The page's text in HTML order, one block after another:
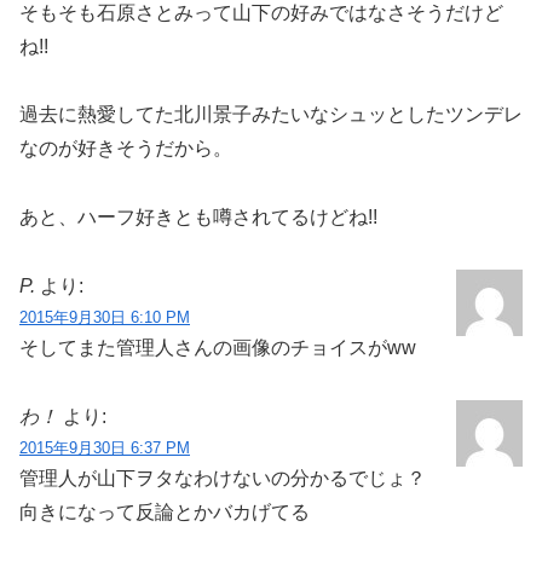
そもそも石原さとみって山下の好みではなさそうだけど
ね!!
過去に熱愛してた北川景子みたいなシュッとしたツンデレ
なのが好きそうだから。
あと、ハーフ好きとも噂されてるけどね!!
P. より:
2015年9月30日 6:10 PM
そしてまた管理人さんの画像のチョイスがww
わ！ より:
2015年9月30日 6:37 PM
管理人が山下ヲタなわけないの分かるでじょ？
向きになって反論とかバカげてる